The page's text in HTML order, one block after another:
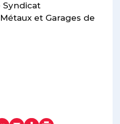
Syndicat
et Garages de